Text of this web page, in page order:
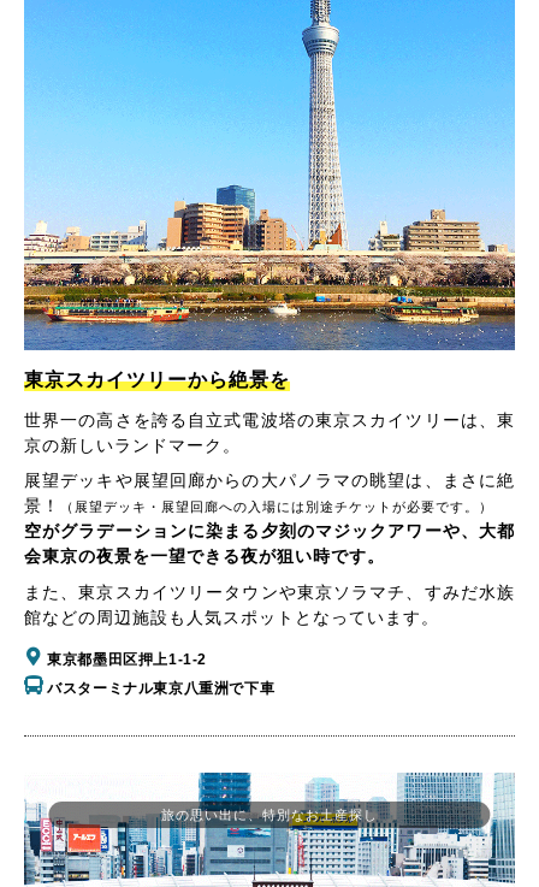
東京スカイツリーから絶景を
世界一の高さを誇る自立式電波塔の東京スカイツリーは、東
京の新しいランドマーク。
展望デッキや展望回廊からの大パノラマの眺望は、まさに絶
景！
（展望デッキ・展望回廊への入場には別途チケットが必要です。）
空がグラデーションに染まる夕刻のマジックアワーや、大都
会東京の夜景を一望できる夜が狙い時です。
また、東京スカイツリータウンや東京ソラマチ、すみだ水族
館などの周辺施設も人気スポットとなっています。
東京都墨田区押上1-1-2
バスターミナル東京八重洲で下車
旅の思い出に、特別なお土産探し